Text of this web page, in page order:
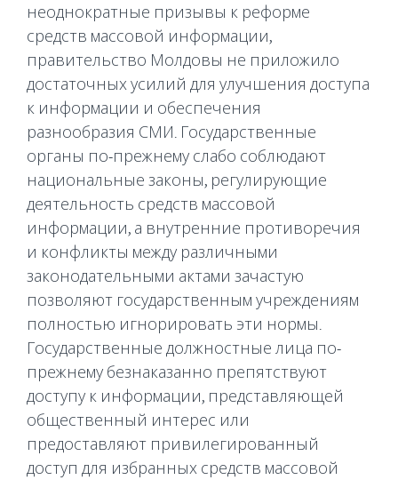
неоднократные призывы к реформе
средств массовой информации,
правительство Молдовы не приложило
достаточных усилий для улучшения доступа
к информации и обеспечения
разнообразия СМИ. Государственные
органы по-прежнему слабо соблюдают
национальные законы, регулирующие
деятельность средств массовой
информации, а внутренние противоречия
и конфликты между различными
законодательными актами зачастую
позволяют государственным учреждениям
полностью игнорировать эти нормы.
Государственные должностные лица по-
прежнему безнаказанно препятствуют
доступу к информации, представляющей
общественный интерес или
предоставляют привилегированный
доступ для избранных средств массовой